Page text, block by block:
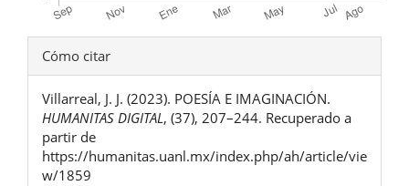
Detalles
del
artículo
Cómo citar
Villarreal, J. J. (2023). POESÍA E IMAGINACIÓN.
HUMANITAS DIGITAL, (37), 207–244. Recuperado a
partir de
https://humanitas.uanl.mx/index.php/ah/article/vie
w/1859